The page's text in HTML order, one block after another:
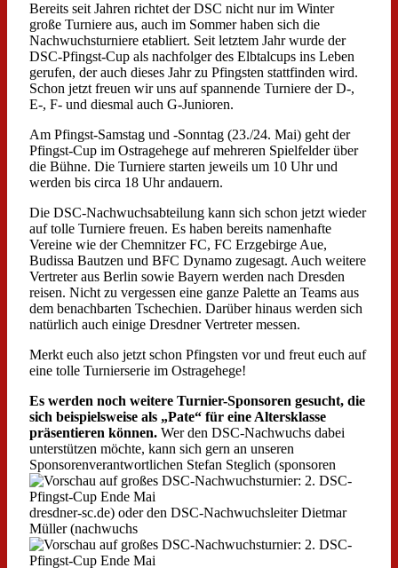
Bereits seit Jahren richtet der DSC nicht nur im Winter
große Turniere aus, auch im Sommer haben sich die
Nachwuchsturniere etabliert. Seit letztem Jahr wurde der
DSC-Pfingst-Cup als nachfolger des Elbtalcups ins Leben
gerufen, der auch dieses Jahr zu Pfingsten stattfinden wird.
Schon jetzt freuen wir uns auf spannende Turniere der D-,
E-, F- und diesmal auch G-Junioren.
Am Pfingst-Samstag und -Sonntag (23./24. Mai) geht der
Pfingst-Cup im Ostragehege auf mehreren Spielfelder über
die Bühne. Die Turniere starten jeweils um 10 Uhr und
werden bis circa 18 Uhr andauern.
Die DSC-Nachwuchsabteilung kann sich schon jetzt wieder
auf tolle Turniere freuen. Es haben bereits namenhafte
Vereine wie der Chemnitzer FC, FC Erzgebirge Aue,
Budissa Bautzen und BFC Dynamo zugesagt. Auch weitere
Vertreter aus Berlin sowie Bayern werden nach Dresden
reisen. Nicht zu vergessen eine ganze Palette an Teams aus
dem benachbarten Tschechien. Darüber hinaus werden sich
natürlich auch einige Dresdner Vertreter messen.
Merkt euch also jetzt schon Pfingsten vor und freut euch auf
eine tolle Turnierserie im Ostragehege!
Es werden noch weitere Turnier-Sponsoren gesucht, die
sich beispielsweise als „Pate“ für eine Altersklasse
präsentieren können. Wer den DSC-Nachwuchs dabei
unterstützen möchte, kann sich gern an unseren
Sponsorenverantwortlichen Stefan Steglich (sponsoren
dresdner-sc.de) oder den DSC-Nachwuchsleiter Dietmar
Müller (nachwuchs